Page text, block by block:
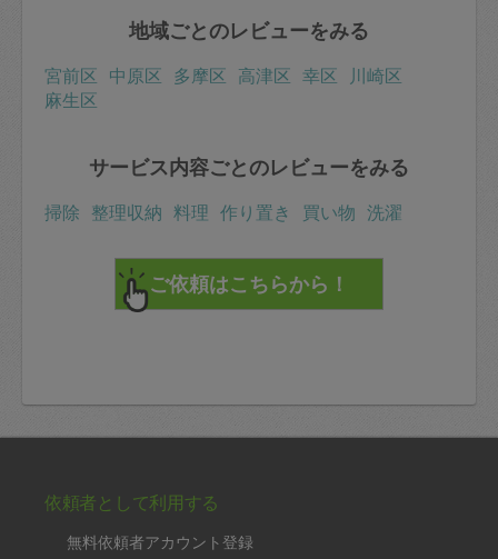
地域ごとのレビューをみる
宮前区 中原区 多摩区 高津区 幸区
川崎区
麻生区
サービス内容ごとのレビューをみる
掃除 整理収納 料理 作り置き 買い物 洗濯
依頼者として利用する
無料依頼者アカウント登録